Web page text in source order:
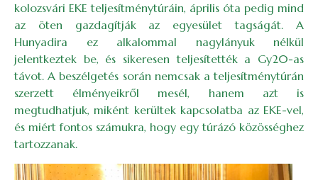
kolozsvári EKE teljesítménytúráin, április óta pedig mind
az öten gazdagítják az egyesület tagságát. A
Hunyadira ez alkalommal nagylányuk nélkül
jelentkeztek be, és sikeresen teljesítették a Gy20-as
távot. A beszélgetés során nemcsak a teljesítménytúrán
szerzett élményeikről mesél, hanem azt is
megtudhatjuk, miként kerültek kapcsolatba az EKE-vel,
és miért fontos számukra, hogy egy túrázó közösséghez
tartozzanak.
Image